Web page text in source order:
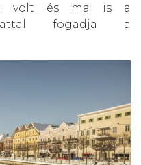
volt és ma is a
fogadja a